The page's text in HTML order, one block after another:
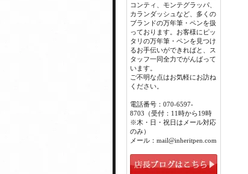
コンティ、モンテグラッパ、
カランダッシュなど、多くの
ブランドの万年筆・ペンを扱
っております。お客様にピッ
タリの万年筆・ペンを見つけ
るお手伝いができればと、ス
タッフ一同全力でがんばって
います。
ご不明な点はお気軽にお訪ね
ください。
電話番号：070-6597-
8703（受付：11時から19時
※木・日・祝日はメール対応
のみ）
メール：mail@inheritpen.com